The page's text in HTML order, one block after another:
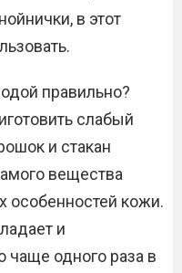
в этот
правильно?
слабый
и стакан
вещества
особенностей кожи.
и
одного раза в